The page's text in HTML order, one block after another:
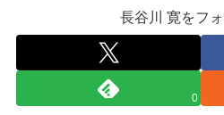
長谷川 寛をフ
0